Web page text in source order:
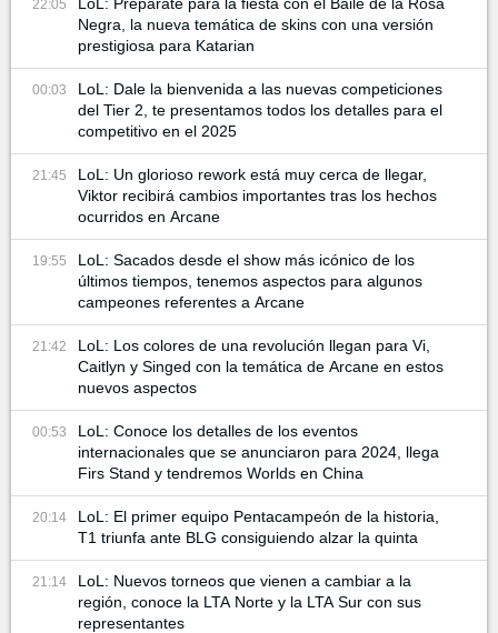
22:05
LoL: Prepárate para la fiesta con el Baile de la Rosa
Negra, la nueva temática de skins con una versión
prestigiosa para Katarian
00:03
LoL: Dale la bienvenida a las nuevas competiciones
del Tier 2, te presentamos todos los detalles para el
competitivo en el 2025
21:45
LoL: Un glorioso rework está muy cerca de llegar,
Viktor recibirá cambios importantes tras los hechos
ocurridos en Arcane
19:55
LoL: Sacados desde el show más icónico de los
últimos tiempos, tenemos aspectos para algunos
campeones referentes a Arcane
21:42
LoL: Los colores de una revolución llegan para Vi,
Caitlyn y Singed con la temática de Arcane en estos
nuevos aspectos
00:53
LoL: Conoce los detalles de los eventos
internacionales que se anunciaron para 2024, llega
Firs Stand y tendremos Worlds en China
20:14
LoL: El primer equipo Pentacampeón de la historia,
T1 triunfa ante BLG consiguiendo alzar la quinta
21:14
LoL: Nuevos torneos que vienen a cambiar a la
región, conoce la LTA Norte y la LTA Sur con sus
representantes